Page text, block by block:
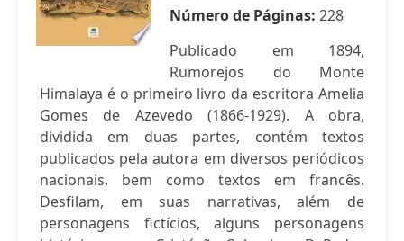
Número de Páginas: 228
Publicado em 1894,
Rumorejos do Monte
Himalaya é o primeiro livro da escritora Amelia
Gomes de Azevedo (1866-1929). A obra,
dividida em duas partes, contém textos
publicados pela autora em diversos periódicos
nacionais, bem como textos em francês.
Desfilam, em suas narrativas, além de
personagens fictícios, alguns personagens